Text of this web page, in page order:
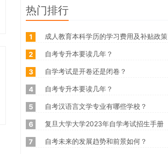
热门排行
1 成人教育本科学历的学习费用及补贴政策
2 自考专升本要读几年？
3 自学考试是开卷还是闭卷？
4 自考专升本要读几年？
5 自考汉语言文学专业有哪些学校？
6 复旦大学大学2023年自学考试招生手册
7 自考未来的发展趋势和前景如何？